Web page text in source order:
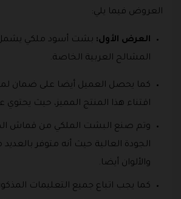
العروض فيما يلي:
العرض الأول: بشت أسود ملكي
المشالح العربية الخاصة.
كما يحصل العميل أيضا على ضمان
اقتناء هذا المنتج المميز، حيث يحتوي
وتم صنع البشت الملكي من قماش
الجودة العالية حيث أنه متوفر
والألوان أيضا.
كما يجب اتباع جميع التعليمات